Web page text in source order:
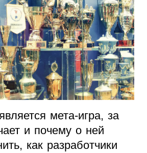
мета-игра, за
и почему о ней
как разработчики